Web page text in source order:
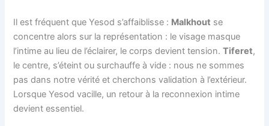
Il est fréquent que Yesod s’affaiblisse : Malkhout se
concentre alors sur la représentation : le visage masque
l’intime au lieu de l’éclairer, le corps devient tension.Tiferet,
le centre, s’éteint ou surchauffe à vide : nous ne sommes
pas dans notre vérité et cherchons validation à l’extérieur.
Lorsque Yesod vacille, un retour à la reconnexion intime
devient essentiel.